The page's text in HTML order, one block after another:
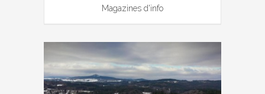
Magazines d'info